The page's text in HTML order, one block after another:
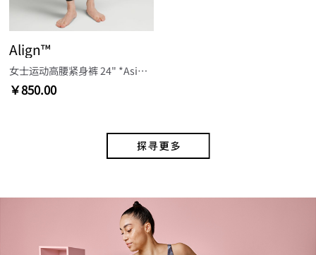
Align™
女士运动高腰紧身裤 24" *Asia 瑜伽裤裸感
￥850.00